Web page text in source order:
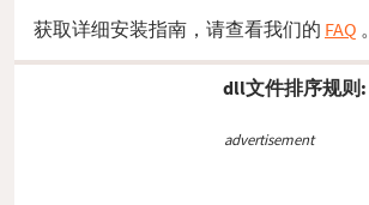
获取详细安装指南，请查看我们的 FAQ 。
dll文件排序规则:
advertisement